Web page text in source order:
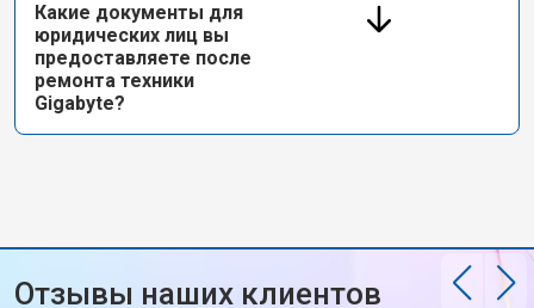
Какие документы для
юридических лиц вы
предоставляете после
ремонта техники
Gigabyte?
Отзывы наших клиентов